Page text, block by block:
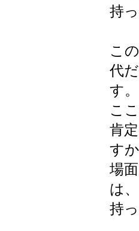
持
こ
代
す。
こ
肯
す
場
は
持